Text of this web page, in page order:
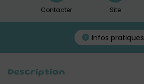
Contacter Site
Infos pratiques
Description